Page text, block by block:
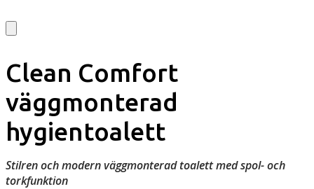
Clean Comfort
väggmonterad
hygientoalett
Stilren och modern väggmonterad toalett med spol- och
torkfunktion